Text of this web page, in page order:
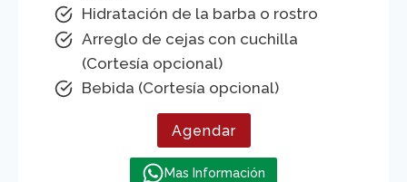
Hidratación de la barba o rostro
Arreglo de cejas con cuchilla
(Cortesía opcional)
Bebida (Cortesía opcional)
Agendar
Mas Información